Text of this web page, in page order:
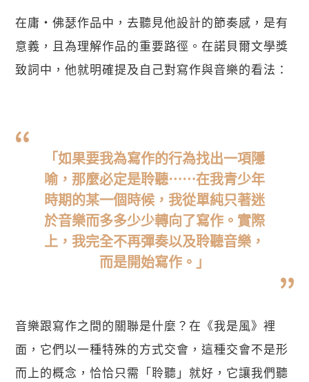
在庸・佛瑟作品中，去聽見他設計的節奏感，是有
意義，且為理解作品的重要路徑。在諾貝爾文學獎
致詞中，他就明確提及自己對寫作與音樂的看法：
「如果要我為寫作的行為找出一項隱
喻，那麼必定是聆聽⋯⋯在我青少年
時期的某一個時候，我從單純只著迷
於音樂而多多少少轉向了寫作。實際
上，我完全不再彈奏以及聆聽音樂，
而是開始寫作。」
音樂跟寫作之間的關聯是什麼？在《我是風》裡
面，它們以一種特殊的方式交會，這種交會不是形
而上的概念，恰恰只需「聆聽」就好，它讓我們聽